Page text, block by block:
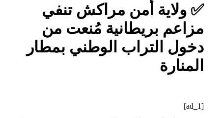
✅ ولاية أمن مراكش تنفي
مزاعم بريطانية مُنعت من
دخول التراب الوطني بمطار
المنارة
[ad_1]